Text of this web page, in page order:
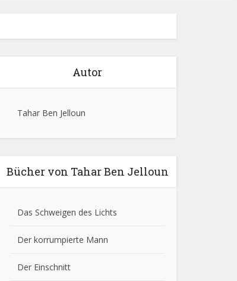
Autor
Tahar Ben Jelloun
Bücher von Tahar Ben Jelloun
Das Schweigen des Lichts
Der korrumpierte Mann
Der Einschnitt